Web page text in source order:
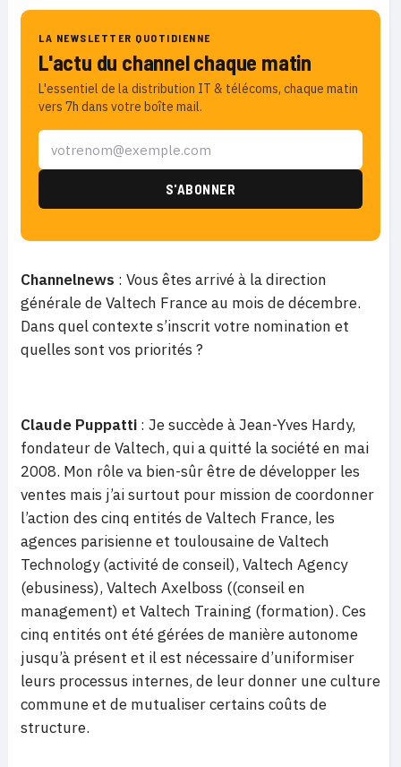
LA NEWSLETTER QUOTIDIENNE
L'actu du channel chaque matin
L'essentiel de la distribution IT & télécoms, chaque matin
vers 7h dans votre boîte mail.
Channelnews : Vous êtes arrivé à la direction
générale de Valtech France au mois de décembre.
Dans quel contexte s’inscrit votre nomination et
quelles sont vos priorités ?
Claude Puppatti : Je succède à Jean-Yves Hardy,
fondateur de Valtech, qui a quitté la société en mai
2008. Mon rôle va bien-sûr être de développer les
ventes mais j’ai surtout pour mission de coordonner
l’action des cinq entités de Valtech France, les
agences parisienne et toulousaine de Valtech
Technology (activité de conseil), Valtech Agency
(ebusiness), Valtech Axelboss ((conseil en
management) et Valtech Training (formation). Ces
cinq entités ont été gérées de manière autonome
jusqu’à présent et il est nécessaire d’uniformiser
leurs processus internes, de leur donner une culture
commune et de mutualiser certains coûts de
structure.